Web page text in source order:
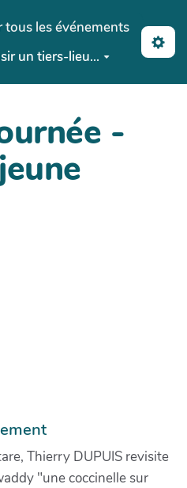
tous les événements
un tiers-lieu...
-
Thierry DUPUIS revisite
"une coccinelle sur